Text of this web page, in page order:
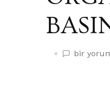
ORGAN
bir